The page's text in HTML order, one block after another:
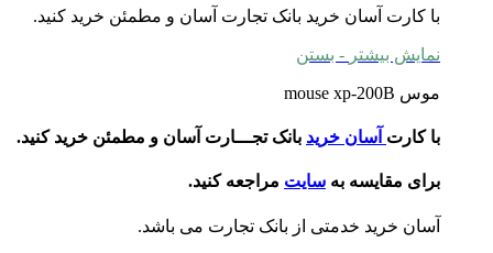
با کارت آسان خرید بانک تجارت آسان و مطمئن خرید کنید.
نمایش بیشتر - بستن
موس mouse xp-200B
با کارت آسان خرید بانک تجـــارت آسان و مطمئن خرید کنید.
برای مقایسه به سایت مراجعه کنید.
آسان خرید خدمتی از بانک تجارت می باشد.